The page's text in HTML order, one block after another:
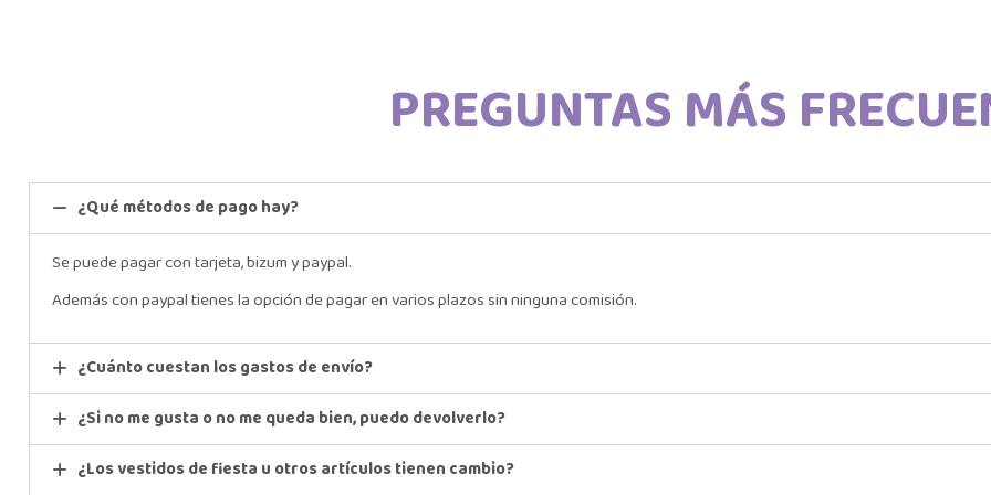
PREGUNTAS MÁS
¿Qué métodos de pago hay?
Se puede pagar con tarjeta, bizum y paypal.
Además con paypal tienes la opción de pagar en varios plazos sin ninguna comisión.
¿Cuánto cuestan los gastos de envío?
¿Si no me gusta o no me queda bien, puedo devolverlo?
¿Los vestidos de fiesta u otros artículos tienen cambio?